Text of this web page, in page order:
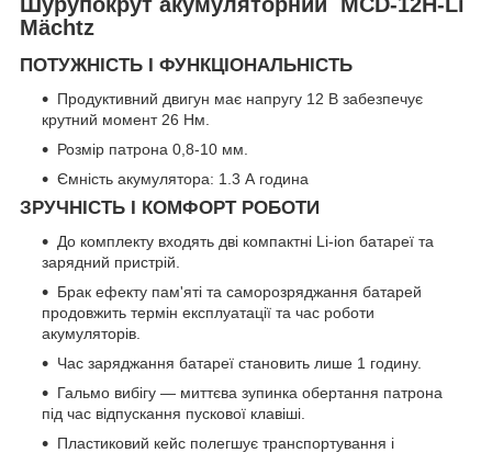
Mächtz
ПОТУЖНІСТЬ І ФУНКЦІОНАЛЬНІСТЬ
Продуктивний двигун має напругу 12 В забезпечує
крутний момент 26 Нм.
Розмір патрона 0,8-10 мм.
Ємність акумулятора: 1.3 А година
ЗРУЧНІСТЬ І КОМФОРТ РОБОТИ
До комплекту входять дві компактні Li-ion батареї та
зарядний пристрій.
Брак ефекту пам'яті та саморозряджання батарей
продовжить термін експлуатації та час роботи
акумуляторів.
Час заряджання батареї становить лише 1 годину.
Гальмо вибігу — миттєва зупинка обертання патрона
під час відпускання пускової клавіші.
Пластиковий кейс полегшує транспортування і